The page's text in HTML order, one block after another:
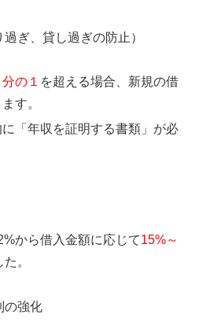
ぎ、貸し過ぎの防止）
の１ を超える場合、新規の借
す。
「年収を証明する書類」が必
から借入金額に応じて15%～
。
の強化